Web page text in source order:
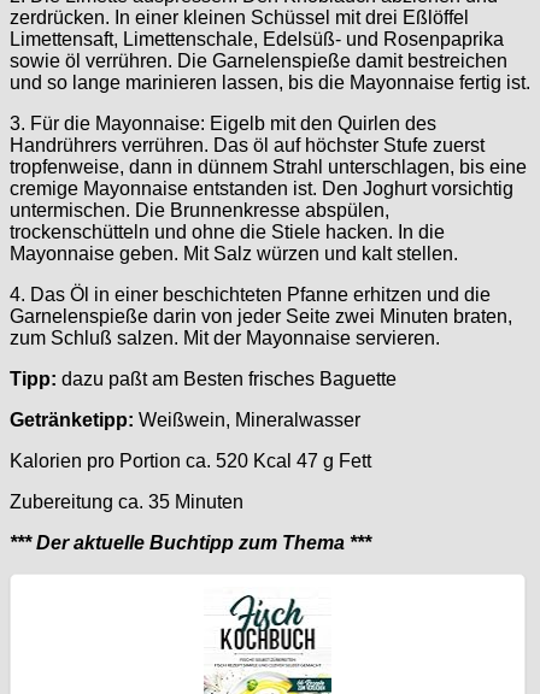
zerdrücken. In einer kleinen Schüssel mit drei Eßlöffel
Limettensaft, Limettenschale, Edelsüß- und Rosenpaprika
sowie öl verrühren. Die Garnelenspieße damit bestreichen
und so lange marinieren lassen, bis die Mayonnaise fertig ist.
3. Für die Mayonnaise: Eigelb mit den Quirlen des
Handrührers verrühren. Das öl auf höchster Stufe zuerst
tropfenweise, dann in dünnem Strahl unterschlagen, bis eine
cremige Mayonnaise entstanden ist. Den Joghurt vorsichtig
untermischen. Die Brunnenkresse abspülen,
trockenschütteln und ohne die Stiele hacken. In die
Mayonnaise geben. Mit Salz würzen und kalt stellen.
4. Das Öl in einer beschichteten Pfanne erhitzen und die
Garnelenspieße darin von jeder Seite zwei Minuten braten,
zum Schluß salzen. Mit der Mayonnaise servieren.
Tipp: dazu paßt am Besten frisches Baguette
Getränketipp: Weißwein, Mineralwasser
Kalorien pro Portion ca. 520 Kcal 47 g Fett
Zubereitung ca. 35 Minuten
*** Der aktuelle Buchtipp zum Thema ***